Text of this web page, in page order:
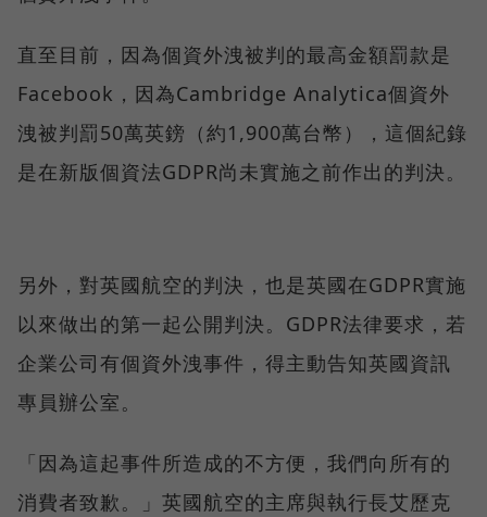
直至目前，因為個資外洩被判的最高金額罰款是
Facebook，因為Cambridge Analytica個資外
洩被判罰50萬英鎊（約1,900萬台幣），這個紀錄
是在新版個資法GDPR尚未實施之前作出的判決。
另外，對英國航空的判決，也是英國在GDPR實施
以來做出的第一起公開判決。GDPR法律要求，若
企業公司有個資外洩事件，得主動告知英國資訊
專員辦公室。
「因為這起事件所造成的不方便，我們向所有的
消費者致歉。」英國航空的主席與執行長艾歷克